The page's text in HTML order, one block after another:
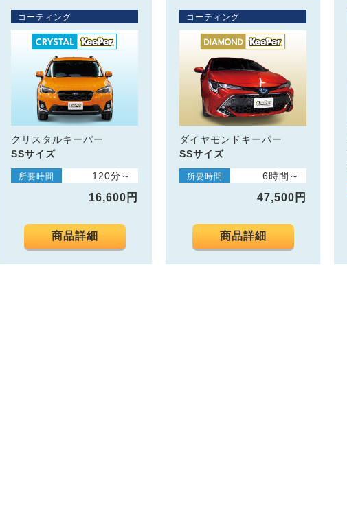
コーティング
クリスタルキーパー
SSサイズ
所要時間 120分～
16,600円
商品詳細
コーティング
ダイヤモンドキーパー
SSサイズ
所要時間 6時間～
47,500円
商品詳細